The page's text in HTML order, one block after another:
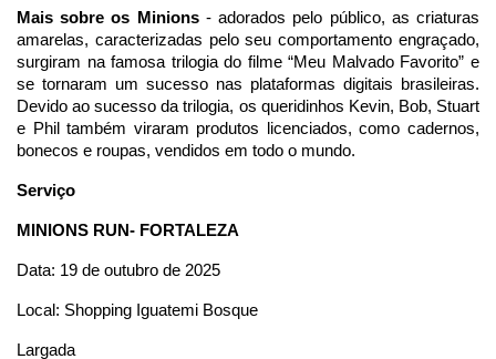
Mais sobre os Minions- adorados pelo público, as criaturas
amarelas, caracterizadas pelo seu comportamento engraçado,
surgiram na famosa trilogia do filme “Meu Malvado Favorito” e
se tornaram um sucesso nas plataformas digitais brasileiras.
Devido ao sucesso da trilogia, os queridinhos Kevin, Bob, Stuart
e Phil também viraram produtos licenciados, como cadernos,
bonecos e roupas, vendidos em todo o mundo.
Serviço
MINIONS RUN- FORTALEZA
Data: 19 de outubro de 2025
Local: Shopping Iguatemi Bosque
Largada